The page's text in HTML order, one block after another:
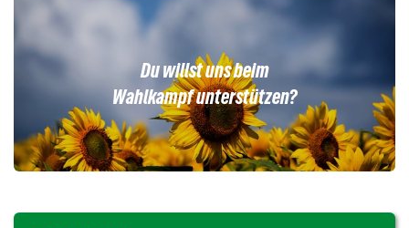
Du willst uns beim
Wahlkampf unterstützen?